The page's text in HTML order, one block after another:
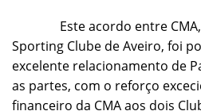
Este acordo entre CMA,
Sporting Clube de Aveiro, foi
excelente relacionamento de
as partes, com o reforço
financeiro da CMA aos dois